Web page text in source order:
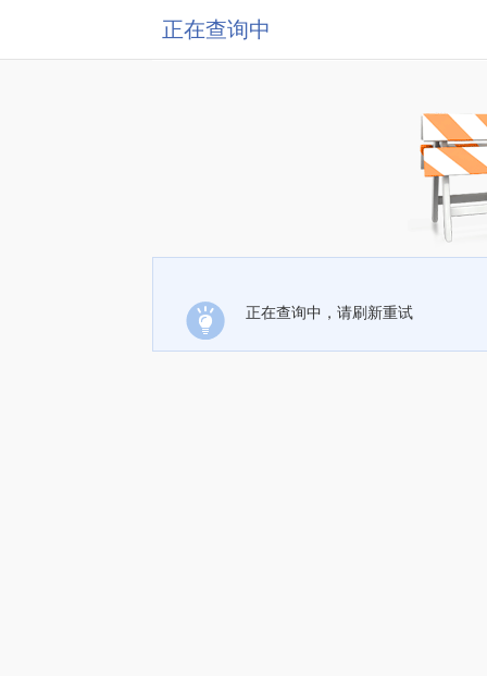
正在查询中
正在查询中，请刷新重试